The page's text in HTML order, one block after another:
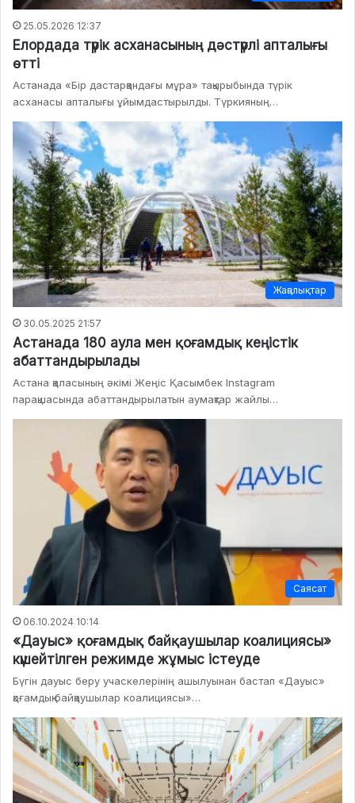
25.05.2026 12:37
Елордада түрік асханасының дәстүрлі апталығы
өтті
Астанада «Бір дастарқандағы мұра» тақырыбында түрік
асханасы апталығы ұйымдастырылды. Түркияның…
Жаңалықтар
30.05.2025 21:57
Астанада 180 аула мен қоғамдық кеңістік
абаттандырылады
Астана қаласының әкімі Жеңіс Қасымбек Instagram
парақшасында абаттандырылатын аумақтар жайлы…
Саясат
06.10.2024 10:14
«Дауыс» қоғамдық байқаушылар коалициясы»
күшейтілген режимде жұмыс істеуде
Бүгін дауыс беру учаскелерінің ашылуынан бастап «Дауыс»
қоғамдық байқаушылар коалициясы»…